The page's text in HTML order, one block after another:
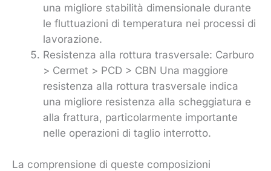
una migliore stabilità dimensionale durante
le fluttuazioni di temperatura nei processi di
lavorazione.
Resistenza alla rottura trasversale: Carburo
> Cermet > PCD > CBN Una maggiore
resistenza alla rottura trasversale indica
una migliore resistenza alla scheggiatura e
alla frattura, particolarmente importante
nelle operazioni di taglio interrotto.
La comprensione di queste composizioni